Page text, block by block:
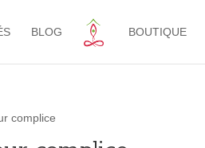
BLOG BOUTIQUE
complice